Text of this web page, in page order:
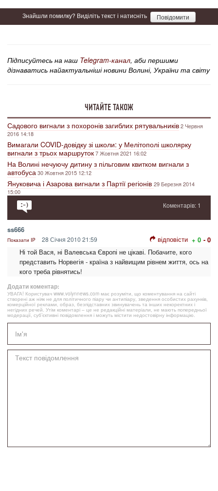
Знайшли помилку? Виділіть текст і натисніть Повідомити
Підписуйтесь на наш Telegram-канал, аби першими
дізнаватись найактуальніші новини Волині, України та світу
ЧИТАЙТЕ ТАКОЖ
Садового вигнали з похоронів загиблих рятувальників2 Червня
2016 14:18
Вимагали COVID-довідку зі школи: у Мелітополі школярку
вигнали з трьох маршруток7 Жовтня 2021 16:02
На Волині нечуючу дитину з пільговим квитком вигнали з
автобуса30 Жовтня 2015 12:12
Януковича і Азарова вигнали з Партії регіонів 29 Березня 2014
15:00
Коментарів: 1
ss666
Показати IP 28 Січня 2010 21:59 відповісти + 0 - 0
Ні той Вася, ні Валевська Європі не цікаві. Побачите, кого
представить Норвегія - країна з найвищим рівнем життя, ось на
кого треба рівнятись!
Додати коментар:
УВАГА! Користувач www.volynnews.com має розуміти, що коментування на сайті
створені аж ніяк не для політичного піару чи антипіару, зведення особистих рахунків,
комерційної реклами, образ, безпідставних звинувачень та інших некоректних і
негідних речей. Утім коментарі – це не редакційні матеріали, не мають попередньої
модерації, суб’єктивні повідомлення і можуть містити недостовірну інформацію.